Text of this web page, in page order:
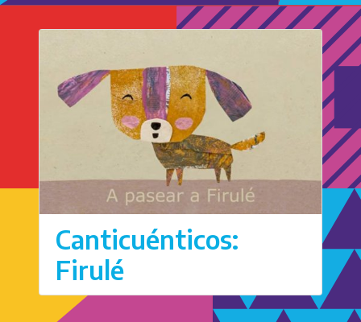
Canticuénticos:
Firulé